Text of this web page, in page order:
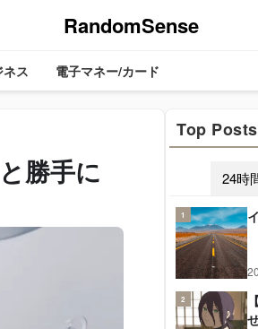
RandomSense
ネス 電子マネー/カード
勝手に
Top Posts
24時
1
2